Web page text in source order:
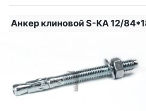
Анкер клиновой S-KA 12/